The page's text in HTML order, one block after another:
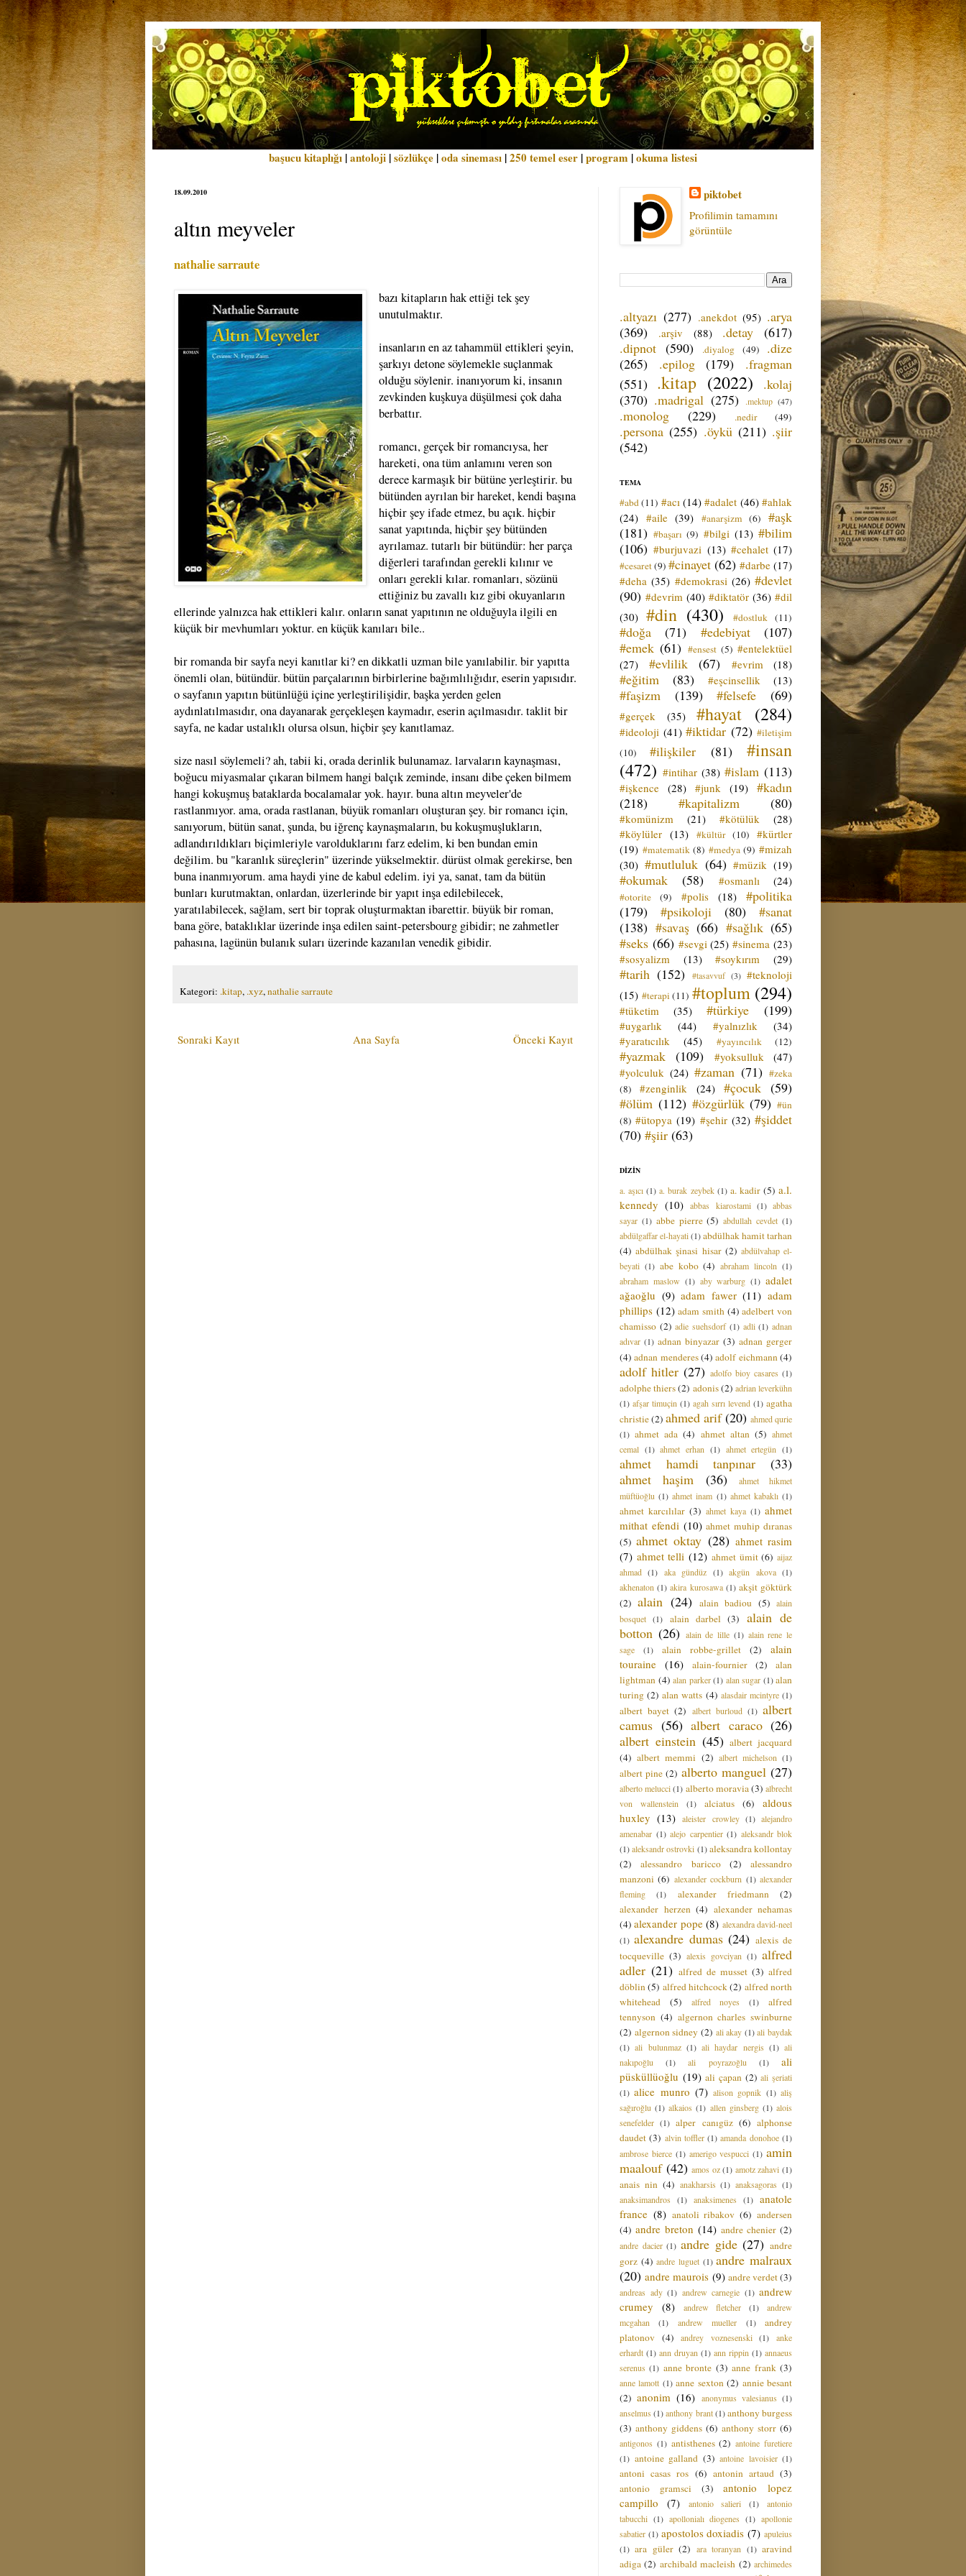
başucu kitaplığı |antoloji |sözlükçe |oda sineması |250 temel eser |program |okuma listesi
18.09.2010
altın meyveler
nathalie sarraute
bazı kitapların hak ettiği tek şey
unutulmaktır.
insanların en az tahammül ettikleri şeyin,
şarkıyı detone söylemekle suçlanmak
olduğu söylenir. inanıyorum ki, insanın
zevkinden kuşkuya düşülmesi çok daha
berbattır.
romancı, gerçek bir romancıysa, her
hareketi, ona tüm anlamını veren son
derece karmaşık bir bütüne yerleştirir. bu
bütünden ayrılan bir hareket, kendi başına
hiçbir şey ifade etmez, bu açık. hiçbir
sanat yapıtında, hiçbir şey bütünden
ayrılamaz. tutarlı bir bütündür: her parça
diğerleri tarafından gerekli kılınır ve
onları gerekli kılar. romanları, sözünü
ettiğiniz bu zavallı kız gibi okuyanların
ellerinde yalnızca hak ettikleri kalır. onların sanat yapıtının ne olduğuyla ilgili en
küçük bir mevhumları yoktur. en küçük kanıları bile..
bir romanda bir sayfa neyi kanıtlar ki? en dikkatli uzman bile yanılabilir. bir yapıtta
önemli olan, bütündür. bütün parçalarının birbirlerine bağımlılığıdır, eserin yapısıdır.
o sayfanın yapıtın bütünlüğü içine yerleştirilişidir, başka yerden gelen
aydınlatılmasıdır, ona dayanarak gerçekleşen kaymadır, eserin açılmasıdır. taklit bir
sayfa, ne kadar ustalıklı olursa olsun, hiçbir şey kanıtlamaz.
size nasıl söylemeli? ah, tabii ki, orada derinlik bulunamaz. larvaların kaynaşması,
boğucu miyasmalar çıkaran bilmem hangi balçık zeminde, insanı dibe çeken bilmem
hangi kokuşmuş bataklarda bocalamalar yok. hayır. buna altın meyveler'de
rastlanmıyor. ama, orada rastlanan, büyük romanları oluşturan şey. bir romancı için,
sanıyorum, bütün sanat, şunda, bu iğrenç kaynaşmaların, bu kokuşmuşlukların,
adlandırıldıkları biçimleriyle varolduklarını farz edelim, ki ben bundan emin
değilim. bu "karanlık süreçlerin" üzerinde yükselmektir. dürüst olmak gerekirse, ben
buna inanmıyorum. ama haydi yine de kabul edelim. iyi ya, sanat, tam da bütün
bunları kurutmaktan, onlardan, üzerlerinde bir yapıt inşa edilebilecek,
yaratılabilecek, sağlam, sert bir toprak oluşturmaktan ibarettir. büyük bir roman,
bana göre, bataklıklar üzerinde inşa edilen saint-petersbourg gibidir; ne zahmetler
pahasına, lagünün bulanık suları üzerinde kazanılan venedik gibidir.
Kategori: .kitap, .xyz,nathalie sarraute
Sonraki Kayıt Önceki Kayıt
Ana Sayfa
piktobet
Profilimin tamamını
görüntüle
.altyazı (277) .anekdot (95) .arya
(369)
.arşiv (88) .detay
(617)
.dipnot (590) .diyalog (49)
.dize
(265)
.epilog (179)
.fragman
(551) .kitap (2022)
.kolaj
(370) .madrigal (275) .mektup (47)
.monolog (229) .nedir (49)
.persona (255) .öykü (211) .şiir
(542)
TEMA
#abd (11) #acı (14) #adalet (46) #ahlak
(24) #aile (39) #anarşizm (6)
#aşk
(181) #başarı (9) #bilgi (13) #bilim
(106) #burjuvazi (13) #cehalet (17)
#cesaret(9) #cinayet (62) #darbe (17)
#deha (35) #demokrasi (26) #devlet
(90) #devrim (40) #diktatör (36) #dil
(30) #din (430) #dostluk (11)
#doğa (71) #edebiyat
(107)
#emek (61) #ensest (5) #entelektüel
(27)
#evlilik (67) #evrim (18)
#eğitim (83) #eşcinsellik (13)
#faşizm (139) #felsefe (69)
#gerçek (35) #hayat (284)
#ideoloji (41) #iktidar (72) #iletişim
(10)
#ilişkiler (81)
#insan
(472) #intihar (38) #islam (113)
#işkence (28) #junk (19) #kadın
(218)
#kapitalizm (80)
#komünizm (21) #kötülük
(28)
#köylüler (13) #kültür (10)
#kürtler
(19) #matematik (8) #medya (9) #mizah
(30) #mutluluk (64) #müzik (19)
#okumak (58) #osmanlı (24)
#otorite (9) #polis (18)
#politika
(179)
#psikoloji (80)
#sanat
(138) #savaş (66) #sağlık (65)
#seks (66) #sevgi (25) #sinema (23)
#sosyalizm
(13) #soykırım (29)
#tarih (152) #tasavvuf (3) #teknoloji
(15) #terapi (11) #toplum (294)
#tüketim (35) #türkiye (199)
#uygarlık (44) #yalnızlık
(34)
#yaratıcılık
(45) #yayıncılık (12)
#yazmak (109) #yoksulluk
(47)
#yolculuk (24) #zaman (71) #zeka
(8)
#zenginlik (24) #çocuk (59)
#ölüm (112) #özgürlük (79) #ün
(8) #ütopya (19) #şehir (32) #şiddet
(70) #şiir (63)
DİZİN
a. aşıcı (1) a. burak zeybek (1) a. kadir (5) a.l.
kennedy (10) abbas kiarostami (1) abbas
sayar (1) abbe pierre (5) abdullah cevdet (1)
abdülgaffar el-hayati(1)abdülhak hamit tarhan
(4) abdülhak şinasi hisar (2) abdülvahap el-
beyati (1) abe kobo (4) abraham lincoln (1)
abraham maslow (1) aby warburg (1) adalet
ağaoğlu (9) adam fawer (11) adam
phillips (12) adam smith (4) adelbert von
chamisso (2) adie suehsdorf (1) adli (1) adnan
adıvar (1) adnan binyazar (3) adnan gerger
(4) adnan menderes(4) adolf eichmann (4)
adolf hitler (27) adolfo bioy casares (1)
adolphe thiers(2) adonis(2) adrian leverkühn
(1) afşar timuçin (1) agah sırrı levend (1) agatha
christie(2) ahmed arif (20) ahmed qurie
(1) ahmet ada (4) ahmet altan (5) ahmet
cemal (1) ahmet erhan (1) ahmet ertegün (1)
ahmet hamdi tanpınar
(33)
ahmet haşim
(36)
ahmet hikmet
müftüoğlu (1) ahmet inam (1) ahmet kabaklı (1)
ahmet karcılılar (3) ahmet kaya (1) ahmet
mithat efendi (10) ahmet muhip dıranas
(5) ahmet oktay (28) ahmet rasim
(7) ahmet telli (12) ahmet ümit (6) aijaz
ahmad (1) aka gündüz (1) akgün akova (1)
akhenaton (1) akira kurosawa (1) akşit göktürk
(2) alain (24) alain badiou (5) alain
bosquet (1) alain darbel (3)
alain de
botton (26) alain de lille (1) alain rene le
sage
(1) alain robbe-grillet (2)
alain
touraine (16) alain-fournier (2)
alan
lightman (4) alan parker (1) alan sugar (1) alan
turing (2) alan watts (4) alasdair mcintyre (1)
albert bayet (2) albert burloud (1) albert
camus (56) albert caraco (26)
albert einstein (45) albert jacquard
(4) albert memmi (2) albert michelson (1)
albert pine (2) alberto manguel (27)
alberto melucci (1) alberto moravia (3) albrecht
von wallenstein
(1) alciatus (6)
aldous
huxley (13) aleister crowley (1) alejandro
amenabar (1) alejo carpentier (1) aleksandr blok
(1) aleksandr ostrovki (1) aleksandra kollontay
(2)
alessandro baricco (2)
alessandro
manzoni (6) alexander cockburn (1) alexander
fleming
(1) alexander friedmann
(2)
alexander herzen (4) alexander nehamas
(4) alexander pope (8) alexandra david-neel
(1) alexandre dumas (24) alexis de
tocqueville (3) alexis govciyan (1) alfred
adler (21) alfred de musset (3) alfred
döblin (5) alfred hitchcock(2) alfred north
whitehead
(5) alfred noyes (1)
alfred
tennyson (4) algernon charles swinburne
(2) algernon sidney (2) ali akay (1) ali baydak
(1) ali bulunmaz (1) ali haydar nergis (1) ali
nakıpoğlu
(1) ali poyrazoğlu (1)
ali
püsküllüoğlu (19) ali çapan (2) ali şeriati
(1) alice munro (7) alison gopnik (1) aliş
sağıroğlu (1) alkaios (1) allen ginsberg (1) alois
senefelder (1) alper canıgüz (6) alphonse
daudet (3) alvin toffler (1) amanda donohoe (1)
ambrose bierce (1) amerigo vespucci (1) amin
maalouf (42) amos oz (1) amotz zahavi (1)
anais nin (4) anakharsis (1) anaksagoras (1)
anaksimandros
(1) anaksimenes (1) anatole
france (8) anatoli ribakov (6) andersen
(4) andre breton (14) andre chenier (2)
andre dacier (1) andre gide (27) andre
gorz (4) andre luguet (1) andre malraux
(20) andre maurois (9) andre verdet(3)
andreas ady (1) andrew carnegie (1) andrew
crumey
(8) andrew fletcher (1)
andrew
mcgahan
(1) andrew mueller (1)
andrey
platonov (4) andrey voznesenski (1)
anke
erhardt (1) ann druyan (1) ann rippin (1) annaeus
serenus (1) anne bronte (3) anne frank (3)
anne lamott (1) anne sexton (2) annie besant
(2) anonim (16) anonymus valesianus (1)
anselmus (1) anthony brant (1) anthony burgess
(3) anthony giddens (6) anthony storr (6)
antigonos (1) antisthenes (2) antoine furetiere
(1) antoine galland (3) antoine lavoisier (1)
antoni casas ros (6) antonin artaud (3)
antonio gramsci
(3)
antonio lopez
campillo
(7) antonio salieri (1)
antonio
tabucchi (1) apollonialı diogenes (1) apollonie
sabatier (1) apostolos doxiadis (7) apuleius
(1) ara güler (2) ara toranyan (1) aravind
adiga (2) archibald macleish (2) archimedes